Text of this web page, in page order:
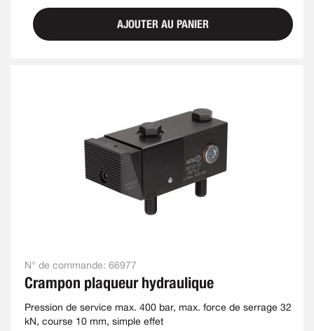
AJOUTER AU PANIER
N° de commande: 66977
Crampon plaqueur hydraulique
Pression de service max. 400 bar, max. force de serrage 32
kN, course 10 mm, simple effet